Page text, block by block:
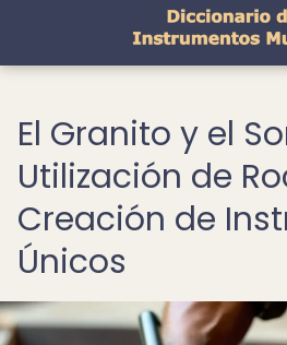
El Granito y el
Utilización de
Creación de
Únicos